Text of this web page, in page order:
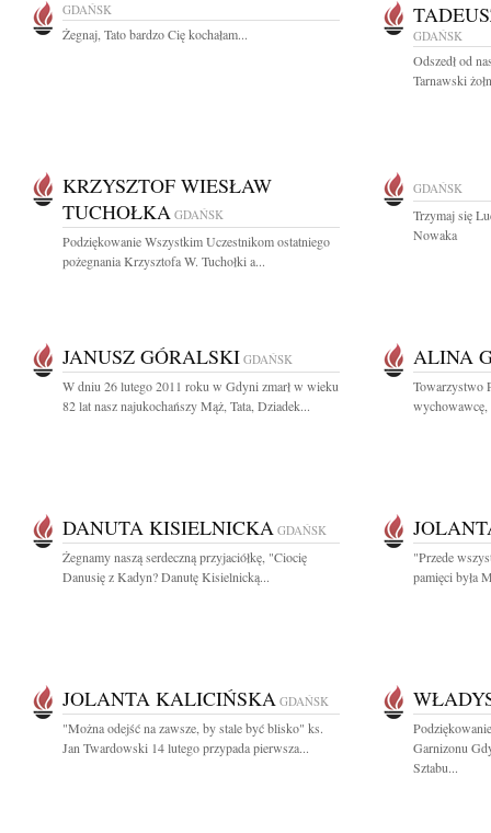
GDAŃSK
Żegnaj, Tato bardzo Cię kochałam... GDAŃSK
Odszedł od
Tarnawski
KRZYSZTOF WIESŁAW
TUCHOŁKA GDAŃSK
Podziękowanie Wszystkim Uczestnikom ostatniego
pożegnania Krzysztofa W. Tuchołki a...
GDAŃSK
Trzymaj się
Nowaka
JANUSZ GÓRALSKI GDAŃSK
W dniu 26 lutego 2011 roku w Gdyni zmarł w wieku
82 lat nasz najukochańszy Mąż, Tata, Dziadek...
ALINA
Towarzystwo
wychowawcę,
DANUTA KISIELNICKA GDAŃSK
Żegnamy naszą serdeczną przyjaciółkę, "Ciocię
Danusię z Kadyn? Danutę Kisielnicką...
"Przede
pamięci była
JOLANTA KALICIŃSKA GDAŃSK
"Można odejść na zawsze, by stale być blisko" ks.
Jan Twardowski 14 lutego przypada pierwsza...
Garnizonu
Sztabu...